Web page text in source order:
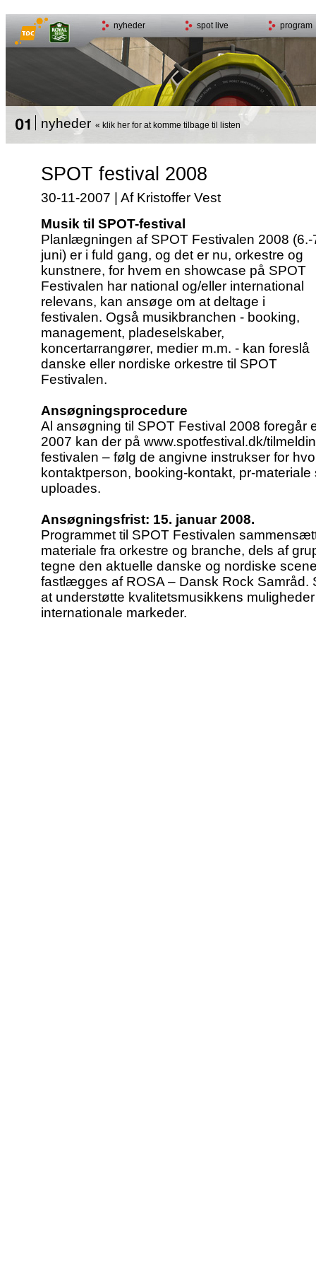
nyheder spot live program
nyheder« klik her for at komme tilbage til listen
SPOT festival 2008
30-11-2007 | Af Kristoffer Vest
Musik til SPOT-festival
Planlægningen af SPOT Festivalen 2008 (6.-
juni) er i fuld gang, og det er nu, orkestre og
kunstnere, for hvem en showcase på SPOT
Festivalen har national og/eller international
relevans, kan ansøge om at deltage i
festivalen. Også musikbranchen - booking,
management, pladeselskaber,
koncertarrangører, medier m.m. - kan foreslå
danske eller nordiske orkestre til SPOT
Festivalen.
Ansøgningsprocedure
Al ansøgning til SPOT Festival 2008 foregår
2007 kan der på www.spotfestival.dk/
festivalen – følg de angivne instrukser for
kontaktperson, booking-kontakt, pr-materiale
uploades.
Ansøgningsfrist: 15. januar 2008.
Programmet til SPOT Festivalen
materiale fra orkestre og branche, dels af
tegne den aktuelle danske og nordiske
fastlægges af ROSA – Dansk Rock Samråd.
at understøtte kvalitetsmusikkens
internationale markeder.